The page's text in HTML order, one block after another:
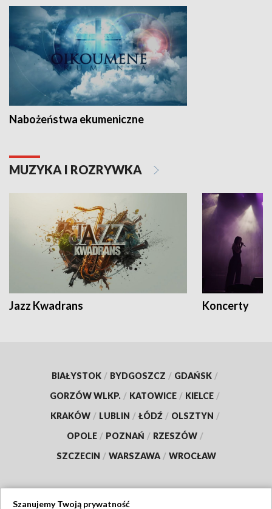
Nabożeństwa ekumeniczne
MUZYKA I ROZRYWKA
Jazz Kwadrans Koncerty
BIAŁYSTOK / BYDGOSZCZ / GDAŃSK /
GORZÓW WLKP. / KATOWICE / KIELCE /
KRAKÓW / LUBLIN / ŁÓDŹ / OLSZTYN /
OPOLE / POZNAŃ / RZESZÓW /
SZCZECIN / WARSZAWA / WROCŁAW
Szanujemy Twoją prywatność